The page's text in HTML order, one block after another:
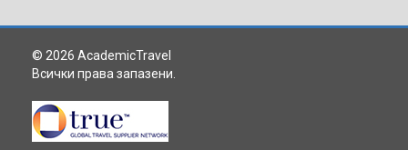
© 2026 AcademicTravel
Всички права запазени.